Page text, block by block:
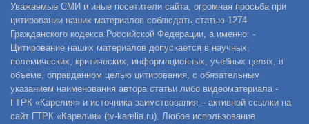
Уважаемые СМИ и иные посетители сайта, огромная просьба при
цитировании наших материалов соблюдать статью 1274
Гражданского кодекса Российской Федерации, а именно: -
Цитирование наших материалов допускается в научных,
полемических, критических, информационных, учебных целях, в
объеме, оправданном целью цитирования, с обязательным
указанием наименования автора статьи либо видеоматериала -
ГТРК «Карелия» и источника заимствования – активной ссылки на
сайт ГТРК «Карелия» (tv-karelia.ru). Любое использование